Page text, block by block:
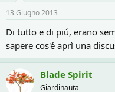
13 Giugno 2013
Di tutto e di piú, erano
sapere cos'é aprì una
Blade Spirit
Giardinauta